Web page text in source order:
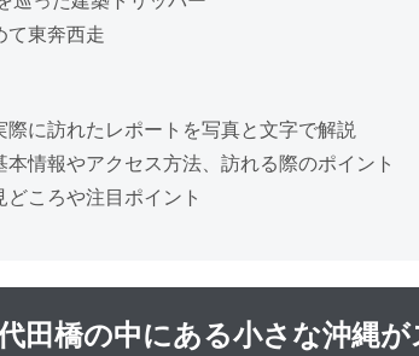
て東奔西走
際に訪れたレポートを写真と文字で解説
本情報やアクセス方法、訪れる際のポイント
どころや注目ポイント
田橋の中にある小さな沖縄